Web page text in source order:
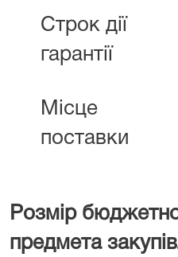
Строк дії
гарантії
Місце
поставки
Розмір
предмета